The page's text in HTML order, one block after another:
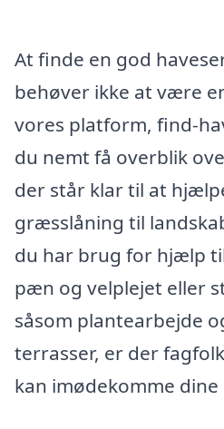
At finde en god
behøver ikke at være
vores platform, find-
du nemt få overblik
der står klar til at
græsslåning til
du har brug for hjælp
pæn og velplejet eller
såsom plantearbejde
terrasser, er der
kan imødekomme dine